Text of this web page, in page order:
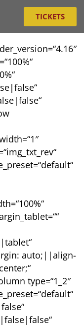
TICKETS
auto;||align-
type=“1_2″